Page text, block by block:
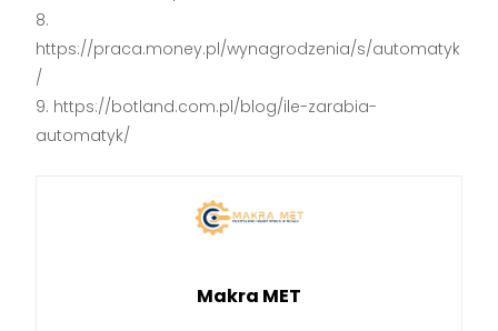
https://praca.money.pl/wynagrodzenia/s/automatyk
/
https://botland.com.pl/blog/ile-zarabia-
automatyk/
Makra MET